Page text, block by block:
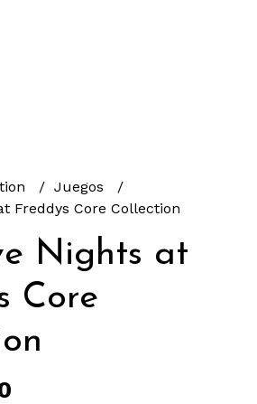
Juegos
Freddys Core Collection
Nights at
Core